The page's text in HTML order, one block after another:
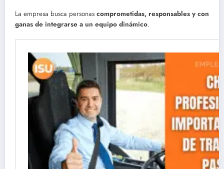
La empresa busca personas comprometidas, responsables y con
ganas de integrarse a un equipo dinámico.